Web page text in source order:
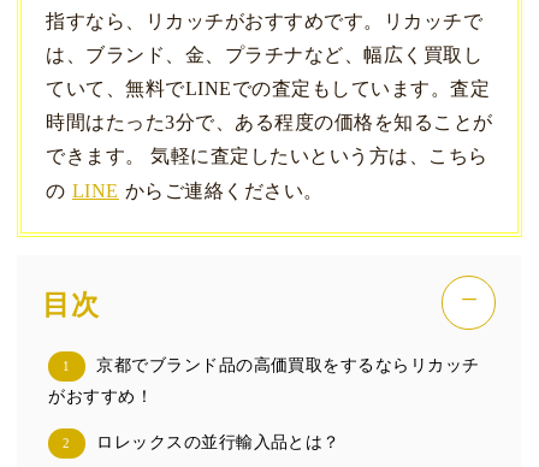
指すなら、リカッチがおすすめです。リカッチで
は、ブランド、金、プラチナなど、幅広く買取し
ていて、無料でLINEでの査定もしています。査定
時間はたった3分で、ある程度の価格を知ることが
できます。 気軽に査定したいという方は、こちら
の LINE からご連絡ください。
目次 −
1
京都でブランド品の高価買取をするならリカッチ
がおすすめ！
2 ロレックスの並行輸入品とは？